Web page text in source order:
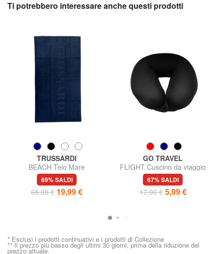
Ti potrebbero interessare anche questi prodotti
TRUSSARDI
BEACH Telo Mare
69% SALDI
65,00 € 19,99 €
GO TRAVEL
FLIGHT Cuscino da viaggio
67% SALDI
17,90 € 5,99 €
* Esclusi i prodotti continuativi e i prodotti di Collezione
** Il prezzo più basso degli ultimi 30 giorni, prima della riduzione del
prezzo attuale.